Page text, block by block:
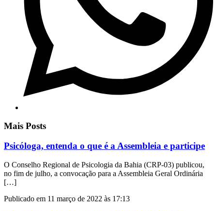
Mais Posts
Psicóloga, entenda o que é a Assembleia e participe
O Conselho Regional de Psicologia da Bahia (CRP-03) publicou,
no fim de julho, a convocação para a Assembleia Geral Ordinária
[…]
Publicado em 11 março de 2022 às 17:13